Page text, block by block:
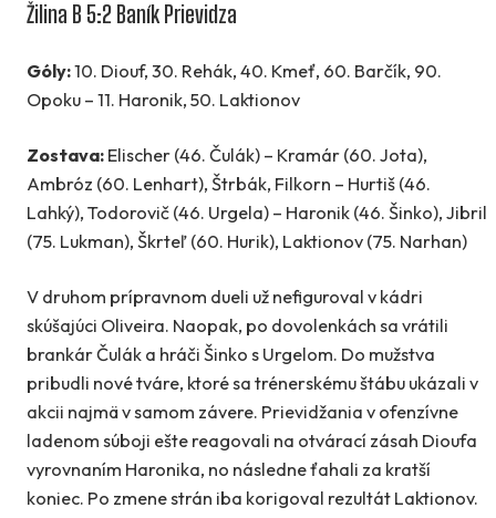
Žilina B 5:2 Baník Prievidza
Góly:10. Diouf, 30. Rehák, 40. Kmeť, 60. Barčík, 90.
Opoku – 11. Haronik, 50. Laktionov
Zostava: Elischer (46. Čulák) – Kramár (60. Jota),
Ambróz (60. Lenhart), Štrbák, Filkorn – Hurtiš (46.
Lahký), Todorovič (46. Urgela) – Haronik (46. Šinko), Jibril
(75. Lukman), Škrteľ (60. Hurik), Laktionov (75. Narhan)
V druhom prípravnom dueli už nefiguroval v kádri
skúšajúci Oliveira. Naopak, po dovolenkách sa vrátili
brankár Čulák a hráči Šinko s Urgelom. Do mužstva
pribudli nové tváre, ktoré sa trénerskému štábu ukázali v
akcii najmä v samom závere. Prievidžania v ofenzívne
ladenom súboji ešte reagovali na otvárací zásah Dioufa
vyrovnaním Haronika, no následne ťahali za kratší
koniec. Po zmene strán iba korigoval rezultát Laktionov.